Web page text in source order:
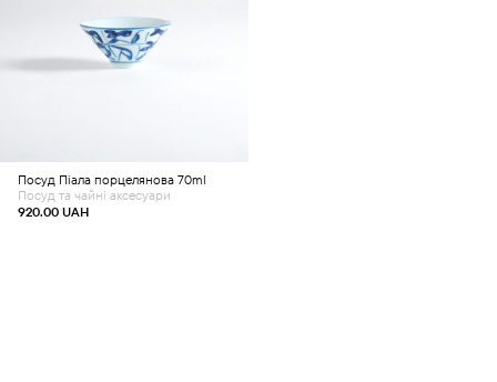
Додати в кошик
Посуд Піала порцелянова 70ml
920.00 UAH
Посуд та чайні аксесуари